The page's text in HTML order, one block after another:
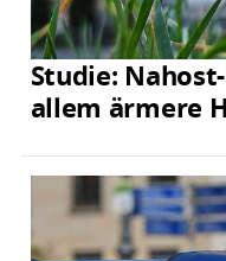
Studie:
allem ärmere